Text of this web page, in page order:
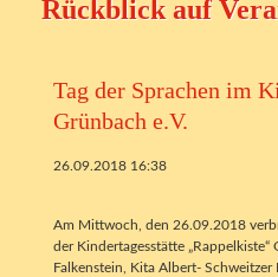
Rückblick auf
Tag der Sprachen im
Grünbach e.V.
26.09.2018 16:38
Am Mittwoch, den 26.09.2018
der Kindertagesstätte „Rappelkiste“
Falkenstein, Kita Albert-